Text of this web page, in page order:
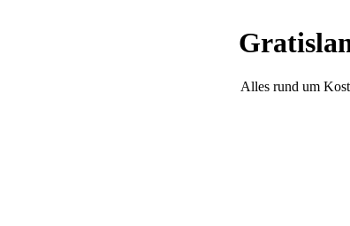
Alles rund um